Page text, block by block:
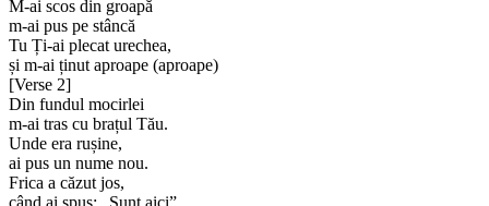
M-ai scos din groapă
m-ai pus pe stâncă
Tu Ți-ai plecat urechea,
și m-ai ținut aproape (aproape)
[Verse 2]
Din fundul mocirlei
m-ai tras cu brațul Tău.
Unde era rușine,
ai pus un nume nou.
Frica a căzut jos,